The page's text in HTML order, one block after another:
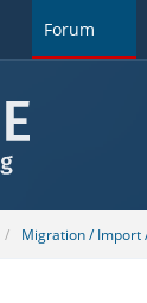
Forum
Migration / Import